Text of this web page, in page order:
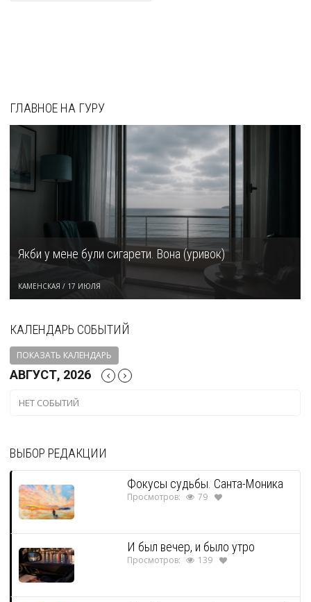
ГЛАВНОЕ НА ГУРУ
Якби у мене були сигарети. Вона (уривок)
КАМЕНСКАЯ / 17 ИЮЛЯ
КАЛЕНДАРЬ СОБЫТИЙ
ПОКАЗАТЬ КАЛЕНДАРЬ
АВГУСТ, 2026
НЕТ СОБЫТИЙ
ВЫБОР РЕДАКЦИИ
Фокусы судьбы. Санта-Моника
Просмотров: 79
И был вечер, и было утро
Просмотров: 139